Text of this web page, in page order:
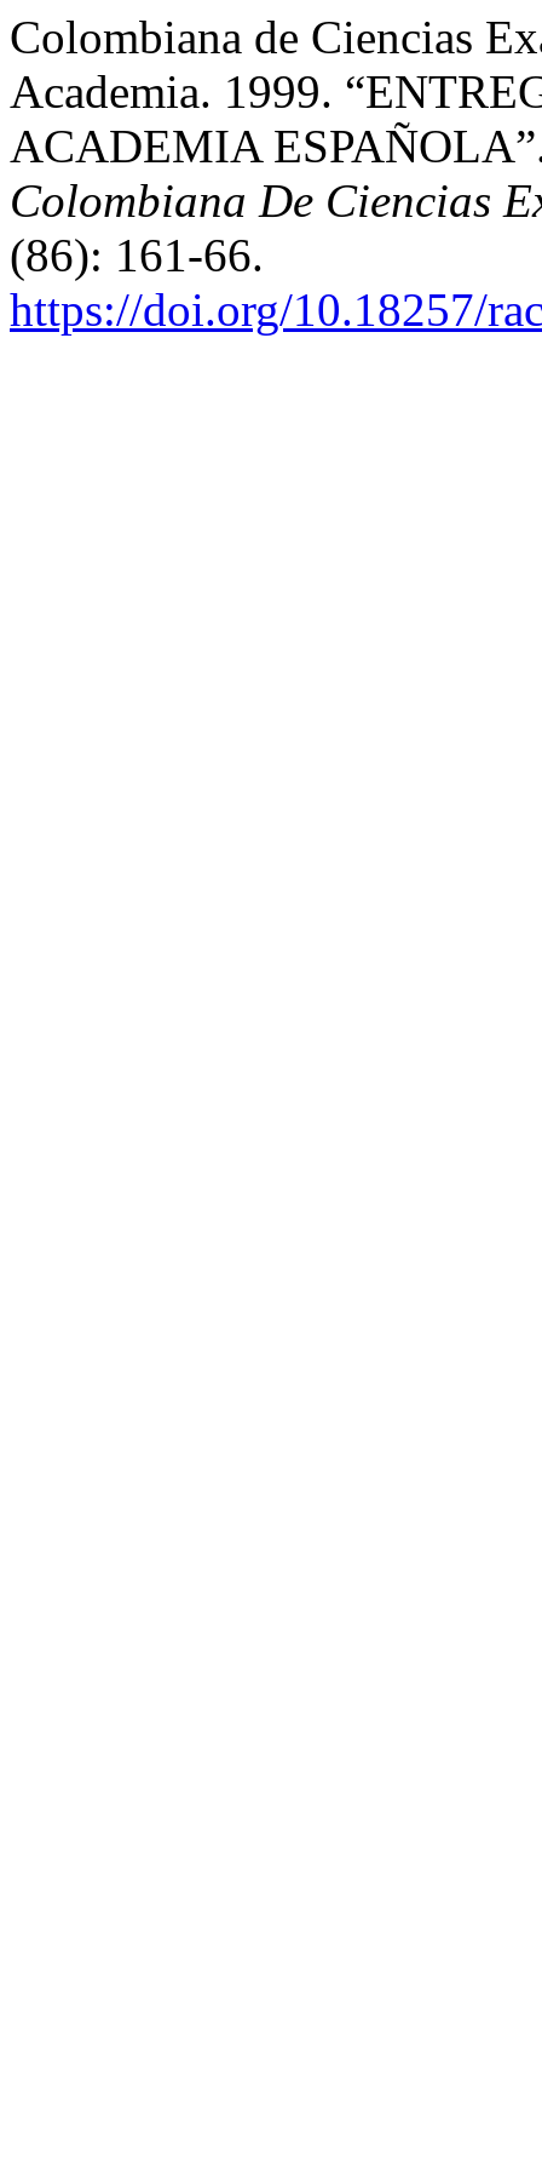
Colombiana de Ciencias
Academia. 1999.
ACADEMIA
Colombiana De Ciencias
(86): 161-66.
https://doi.org/10.18257/